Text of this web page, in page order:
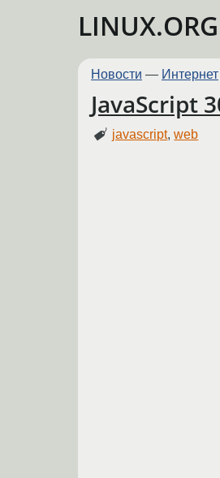
Новости — Интернет
JavaScript
javascript,web